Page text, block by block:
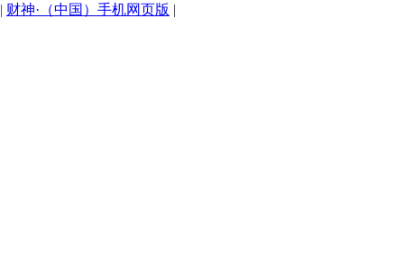
| 财神·（中国）手机网页版 |